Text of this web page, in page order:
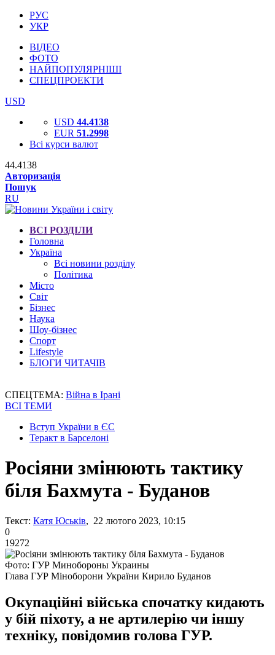
РУС
УКР
ВІДЕО
ФОТО
НАЙПОПУЛЯРНІШІ
СПЕЦПРОЕКТИ
USD
USD 44.4138
EUR 51.2998
Всі курси валют
44.4138
Авторизація
Пошук
RU
ВСІ РОЗДІЛИ
Головна
Україна
Всі новини розділу
Політика
Місто
Світ
Бізнес
Наука
Шоу-бізнес
Спорт
Lifestyle
БЛОГИ ЧИТАЧІВ
СПЕЦТЕМА: Війна в Ірані
ВСІ ТЕМИ
Вступ України в ЄС
Теракт в Барселоні
Росіяни змінюють тактику
біля Бахмута - Буданов
Текст: Катя Юськів, 22 лютого 2023, 10:15
0
19272
Фото: ГУР Минобороны Украины
Глава ГУР Міноборони України Кирило Буданов
Окупаційні війська спочатку кидають
у бій піхоту, а не артилерію чи іншу
техніку, повідомив голова ГУР.